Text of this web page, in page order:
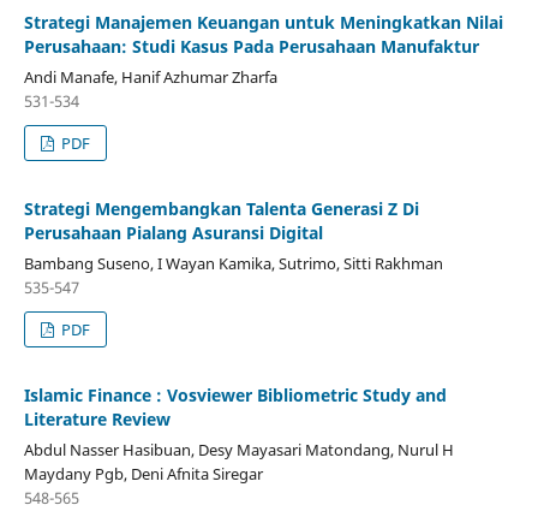
Strategi Manajemen Keuangan untuk Meningkatkan Nilai
Perusahaan: Studi Kasus Pada Perusahaan Manufaktur
Andi Manafe, Hanif Azhumar Zharfa
531-534
PDF
Strategi Mengembangkan Talenta Generasi Z Di
Perusahaan Pialang Asuransi Digital
Bambang Suseno, I Wayan Kamika, Sutrimo, Sitti Rakhman
535-547
PDF
Islamic Finance : Vosviewer Bibliometric Study and
Literature Review
Abdul Nasser Hasibuan, Desy Mayasari Matondang, Nurul H
Maydany Pgb, Deni Afnita Siregar
548-565